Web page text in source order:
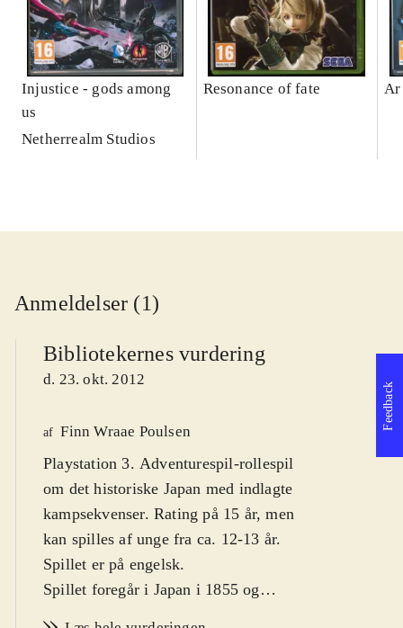
Injustice - gods among
us
Netherrealm Studios
Resonance of fate Ar
Anmeldelser (1)
Bibliotekernes vurdering
d. 23. okt. 2012
af Finn Wraae Poulsen
Playstation 3. Adventurespil-rollespil
om det historiske Japan med indlagte
kampsekvenser. Rating på 15 år, men
kan spilles af unge fra ca. 12-13 år.
Spillet er på engelsk.
Spillet foregår i Japan i 1855 og
Feedback